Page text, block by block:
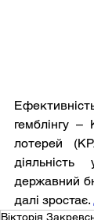
гемблінгу –
лотерей
державний
далі зростає.
Вікторія